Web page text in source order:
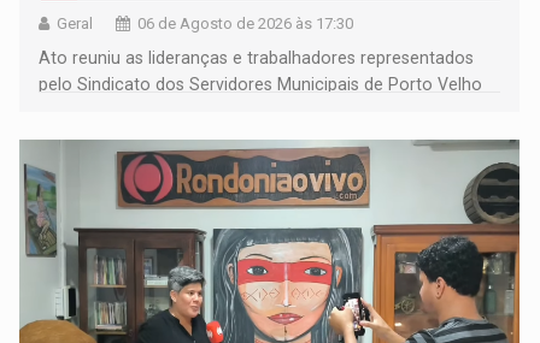
Geral 06 de Agosto de 2026 às 17:30
Ato reuniu as lideranças e trabalhadores representados
pelo Sindicato dos Servidores Municipais de Porto Velho